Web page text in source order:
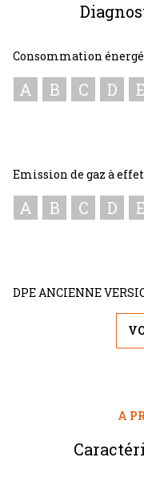
Consommation
A B C D E
Emission de gaz à
A B C D E
DPE ANCIENNE
A